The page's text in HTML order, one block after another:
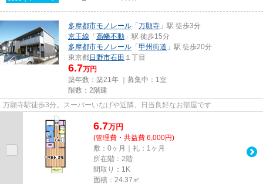
多摩都市モノレール 「万願寺 」駅 徒歩3分
京王線 「高幡不動 」駅 徒歩15分
多摩都市モノレール 「甲州街道 」駅 徒歩20分
東京都日野市石田 １丁目
6.7万円
築年数：築21年 ｜募集中： 1室
階数：2階建
万願寺駅徒歩3分。スーパーいなげや近隣、日当良好なお部屋です
6.7万円
(管理費・共益費 6,000円)
敷：0ヶ月｜礼：1ヶ月
所在階：2階
間取り：1K
面積：24.37㎡